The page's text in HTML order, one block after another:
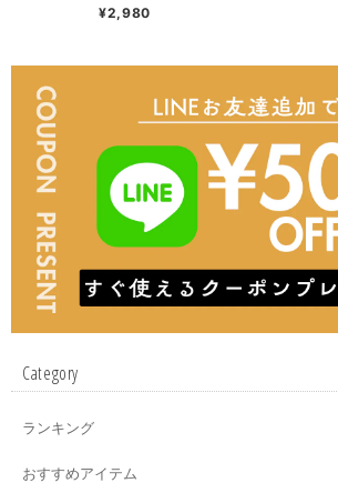
¥2,980
Category
ランキング
おすすめアイテム